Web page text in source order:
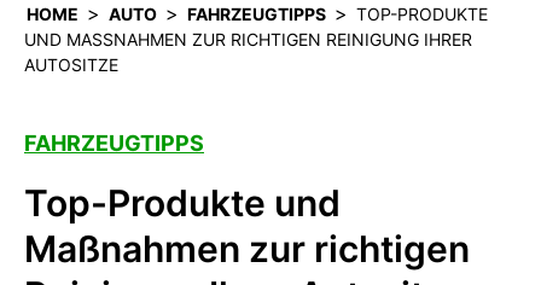
HOME > AUTO > FAHRZEUGTIPPS > TOP-PRODUKTE
UND MASSNAHMEN ZUR RICHTIGEN REINIGUNG IHRER A
UTOSITZE
FAHRZEUGTIPPS
Top-Produkte und
Maßnahmen zur richtigen